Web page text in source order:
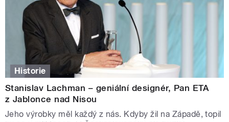
Historie
Stanislav Lachman – geniální designér, Pan ETA
z Jablonce nad Nisou
Jeho výrobky měl každý z nás. Kdyby žil na Západě, topil